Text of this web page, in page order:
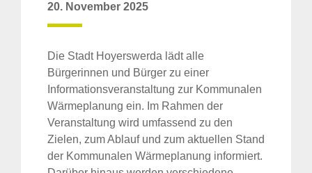
20. November 2025
Die Stadt Hoyerswerda lädt alle
Bürgerinnen und Bürger zu einer
Informationsveranstaltung zur Kommunalen
Wärmeplanung ein. Im Rahmen der
Veranstaltung wird umfassend zu den
Zielen, zum Ablauf und zum aktuellen Stand
der Kommunalen Wärmeplanung informiert.